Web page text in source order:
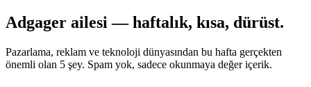
Adgager ailesi — haftalık, kısa, dürüst.
Pazarlama, reklam ve teknoloji dünyasından bu hafta gerçekten
önemli olan 5 şey. Spam yok, sadece okunmaya değer içerik.